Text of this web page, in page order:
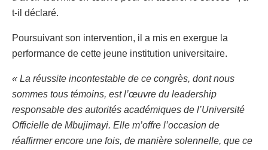
t-il déclaré.
Poursuivant son intervention, il a mis en exergue la
performance de cette jeune institution universitaire.
« La réussite incontestable de ce congrès, dont nous
sommes tous témoins, est l’œuvre du leadership
responsable des autorités académiques de l’Université
Officielle de Mbujimayi. Elle m’offre l’occasion de
réaffirmer encore une fois, de manière solennelle, que ce